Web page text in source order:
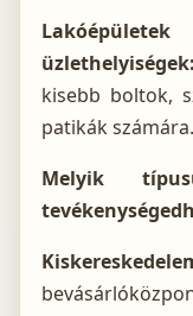
üzlethelyiségek:
kisebb boltok,
patikák számára.
Melyik